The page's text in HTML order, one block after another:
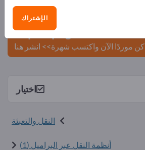
انشر شركتك ومنتجاتك على
Exportpages.
كن موردًا الآن واكتسب شهرة>> انشر هنا
اختيار
النقل والتعبئة
أنظمة النقل عبر البراميل (1)
الإشتراك